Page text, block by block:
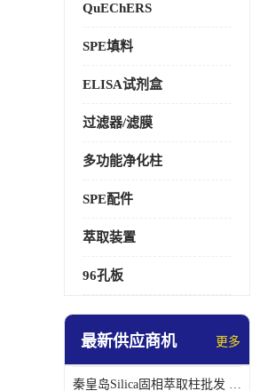
QuEChERS
SPE填料
ELISA试剂盒
过滤器/滤膜
多功能净化柱
SPE配件
萃取装置
96孔板
最新供应商机 更多
秦皇岛Silica固相萃取柱批发 更多请咨询